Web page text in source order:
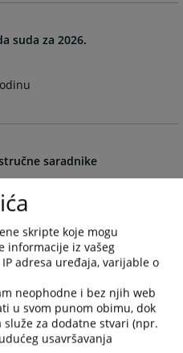
suda za 2026.
saradnike
konkurs za stručne
javnom oglasu
skripte koje mogu
informacije iz vašeg
adresa uređaja, varijable o
neophodne i bez njih web
u svom punom obimu, dok
za dodatne stvari (npr.
usavršavanja